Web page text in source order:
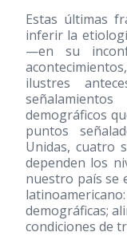
Estas últimas
inferir la
—en su
ilustres
demográficos
puntos
Unidas, cuatro
dependen los
nuestro país se
demográficas;
condiciones de